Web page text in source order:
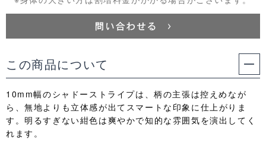
この商品について
10mm幅のシャドーストライプは、柄の主張は控えめなが
ら、無地よりも立体感が出てスマートな印象に仕上がりま
す。明るすぎない紺色は爽やかで知的な雰囲気を演出してく
れます。